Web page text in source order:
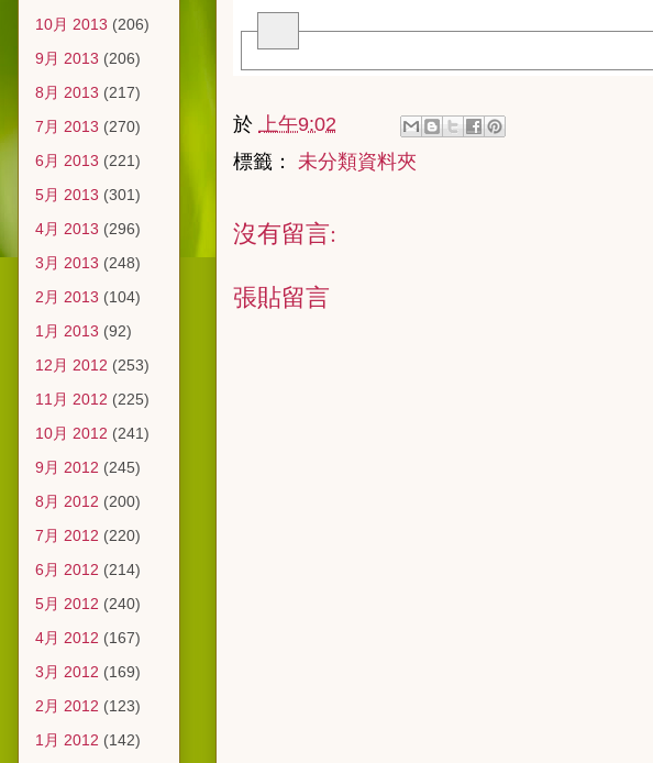
於 上午9:02
標籤： 未分類資料夾
沒有留言:
張貼留言
10月 2013 (206)
9月 2013 (206)
8月 2013 (217)
7月 2013 (270)
6月 2013 (221)
5月 2013 (301)
4月 2013 (296)
3月 2013 (248)
2月 2013 (104)
1月 2013 (92)
12月 2012 (253)
11月 2012 (225)
10月 2012 (241)
9月 2012 (245)
8月 2012 (200)
7月 2012 (220)
6月 2012 (214)
5月 2012 (240)
4月 2012 (167)
3月 2012 (169)
2月 2012 (123)
1月 2012 (142)